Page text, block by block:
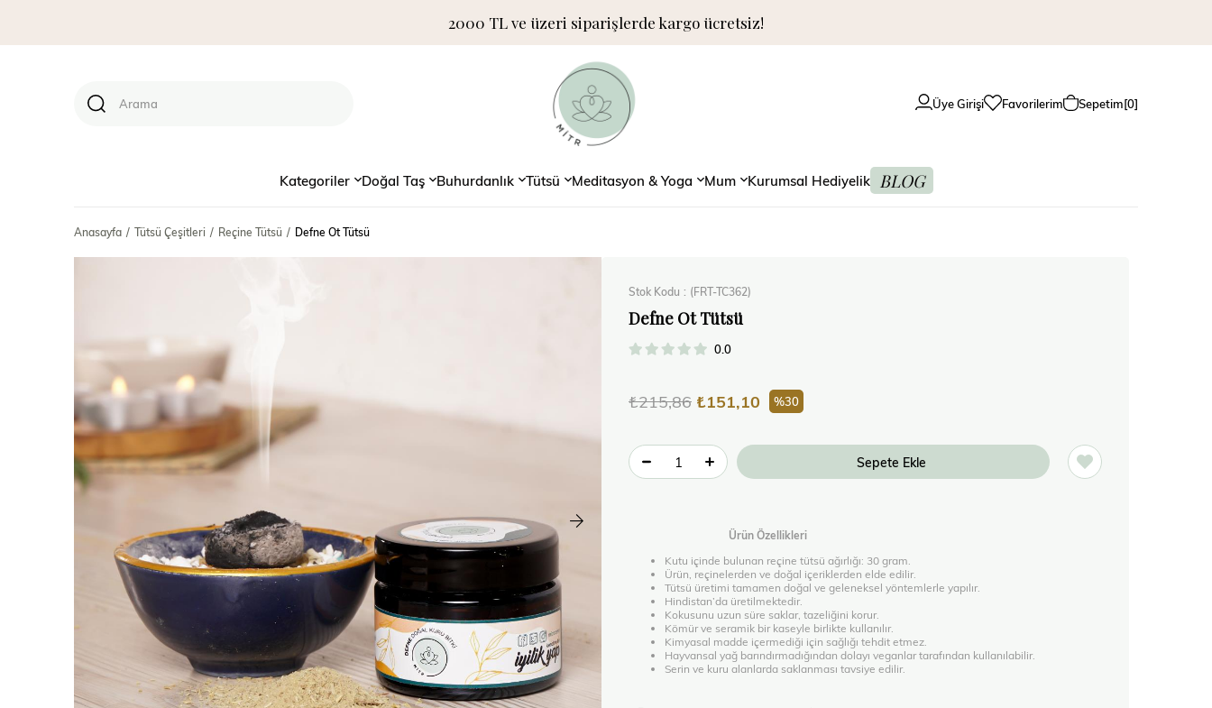
2000 TL ve üzeri siparişlerde kargo ücretsiz!
Üye Girişi Favorilerim Sepetim 0
Kategoriler Doğal Taş Buhurdanlık Tütsü Meditasyon & Yoga Mum Kurumsal Hediyelik BLOG
Anasayfa Tütsü Çeşitleri Reçine Tütsü Defne Ot Tütsü
Stok Kodu (FRT-TC362)
Defne Ot Tütsü
0.0
₺215,86 ₺151,10 30
Ürün Özellikleri
Kutu içinde bulunan reçine tütsü ağırlığı: 30 gram.
Ürün, reçinelerden ve doğal içeriklerden elde edilir.
Tütsü üretimi tamamen doğal ve geleneksel yöntemlerle yapılır.
Hindistan’da üretilmektedir.
Kokusunu uzun süre saklar, tazeliğini korur.
Kömür ve seramik bir kaseyle birlikte kullanılır.
Kimyasal madde içermediği için sağlığı tehdit etmez.
Hayvansal yağ barındırmadığından dolayı veganlar tarafından kullanılabilir.
Serin ve kuru alanlarda saklanması tavsiye edilir.